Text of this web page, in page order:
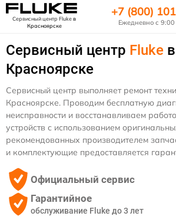
Сервисный центр Flukeв
Красноярске
+7 (800)
Ежедневно с
Сервисный центр Fluke в
Красноярске
Сервисный центр выполняет ремонт
Красноярске. Проводим бесплатную
неисправности и восстанавливаем
устройств с использованием
рекомендованных производителем
и комплектующие предоставляется
Официальный сервис
Гарантийное
обслуживание Fluke до 3 лет